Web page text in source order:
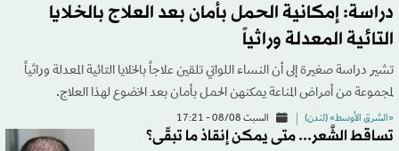
دراسة: إمكانية الحمل بأمان بعد العلاج بالخلايا
التائية المعدلة وراثياً
تشير دراسة ‌صغيرة إلى أن النساء اللواتي تلقين علاجاً بالخلايا التائية المعدلة وراثياً
لمجموعة من أمراض المناعة ​يمكنهن الحمل بأمان بعد الخضوع لهذا العلاج.
«الشرق الأوسط» (لندن) السبت 08/08 - 17:21
تساقط الشَّعر... متى يمكن إنقاذ ما تبقّى؟